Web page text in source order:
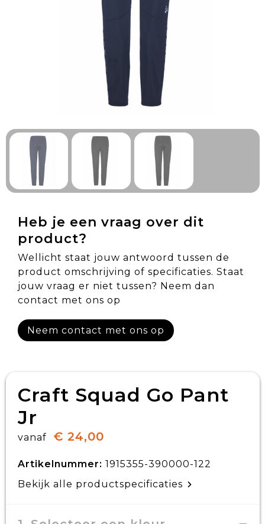
Technologie & Gadgets
Outdoor & Vrije tijd
Pennen & Schrijfwaren
Gezondheid & Welzijn
Eten & Drinken
Heb je een vraag over dit
product?
Wellicht staat jouw antwoord tussen de
product omschrijving of specificaties. Staat
jouw vraag er niet tussen? Neem dan
contact met ons op
Neem contact met ons op
Craft Squad Go Pant
Jr
vanaf € 24,00
Artikelnummer: 1915355-390000-122
Bekijk alle productspecificaties